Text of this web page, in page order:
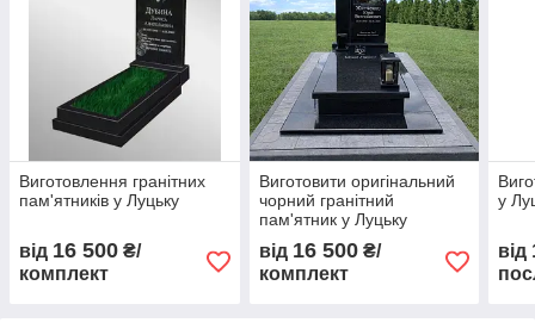
Виготовлення гранітних
пам'ятників у Луцьку
від 16 500 ₴/
комплект
Виготовити оригінальний
чорний гранітний
пам'ятник у Луцьку
від 16 500₴/
комплект
у
від